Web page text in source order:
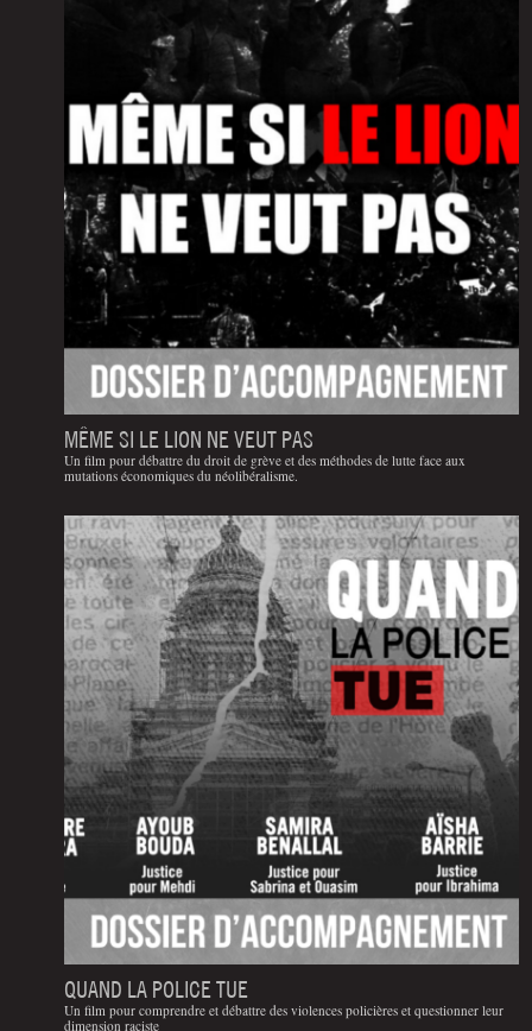
MÊME SI LE LION NE VEUT PAS
Un film pour débattre du droit de grève et des méthodes de lutte face aux
mutations économiques du néolibéralisme.
QUAND LA POLICE TUE
Un film pour comprendre et débattre des violences policières et questionner leur
dimension raciste